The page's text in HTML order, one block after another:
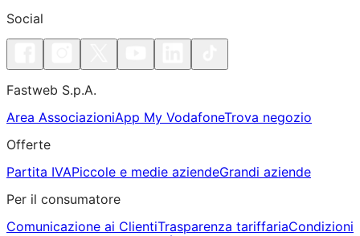
Social
Fastweb S.p.A.
Area AssociazioniApp My VodafoneTrova negozio
Offerte
Partita IVAPiccole e medie aziendeGrandi aziende
Per il consumatore
Comunicazione ai ClientiTrasparenza tariffariaCondizioni